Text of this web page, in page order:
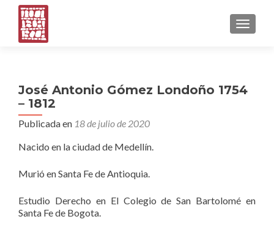
José Antonio Gómez Londoño 1754
– 1812
Publicada en 18 de julio de 2020
Nacido en la ciudad de Medellín.
Murió en Santa Fe de Antioquia.
Estudio Derecho en El Colegio de San Bartolomé en
Santa Fe de Bogota.